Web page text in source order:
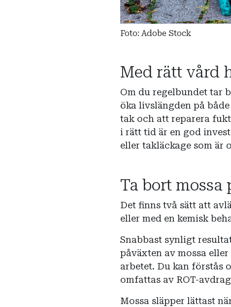
Foto: Adobe Stock
Med rätt vård
Om du regelbundet tar
öka livslängden på
tak och att reparera
i rätt tid är en god
eller takläckage som är
Ta bort
Det finns två sätt att
eller med en kemisk
Snabbast synligt
påväxten av mossa
arbetet. Du kan förstås
omfattas av ROT-
Mossa släpper lättast